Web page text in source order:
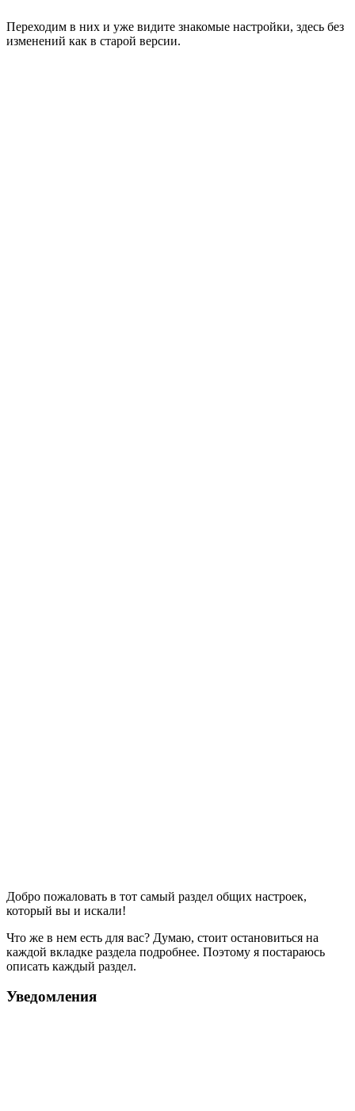
Переходим в них и уже видите знакомые настройки, здесь без
изменений как в старой версии.
Добро пожаловать в тот самый раздел общих настроек,
который вы и искали!
Что же в нем есть для вас? Думаю, стоит остановиться на
каждой вкладке раздела подробнее. Поэтому я постараюсь
описать каждый раздел.
Уведомления